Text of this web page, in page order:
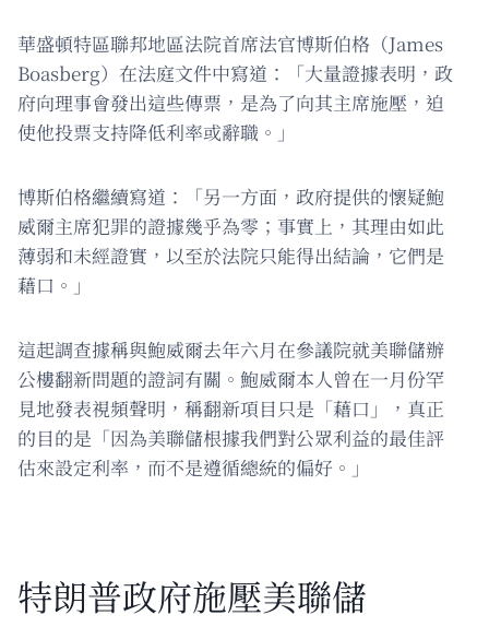
華盛頓特區聯邦地區法院首席法官博斯伯格（James
Boasberg）在法庭文件中寫道：「大量證據表明，政
府向理事會發出這些傳票，是為了向其主席施壓，迫
使他投票支持降低利率或辭職。」
博斯伯格繼續寫道：「另一方面，政府提供的懷疑鮑
威爾主席犯罪的證據幾乎為零；事實上，其理由如此
薄弱和未經證實，以至於法院只能得出結論，它們是
藉口。」
這起調查據稱與鮑威爾去年六月在參議院就美聯儲辦
公樓翻新問題的證詞有關。鮑威爾本人曾在一月份罕
見地發表視頻聲明，稱翻新項目只是「藉口」，真正
的目的是「因為美聯儲根據我們對公眾利益的最佳評
估來設定利率，而不是遵循總統的偏好。」
特朗普政府施壓美聯儲